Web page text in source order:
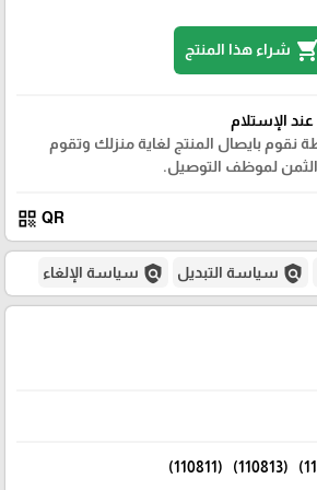
شراء هذا المنتج
الإستلام
نقوم بايصال المنتج لغاية منزلك وتقوم
لموظف التوصيل.
QR
qr_code
policy سياسة التبديل policy سياسة الإلغاء